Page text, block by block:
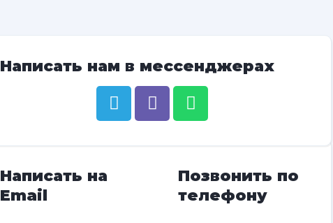
Написать нам в мессенджерах
Написать на
Email
Позвонить по
телефону